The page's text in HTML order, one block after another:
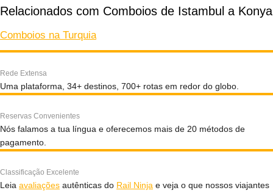
Relacionados com Comboios de Istambul a Konya
Comboios na Turquia
Rede Extensa
Uma plataforma, 34+ destinos, 700+ rotas em redor do globo.
Reservas Convenientes
Nós falamos a tua língua e oferecemos mais de 20 métodos de
pagamento.
Classificação Excelente
Leia avaliações autênticas do Rail Ninja e veja o que nossos viajantes